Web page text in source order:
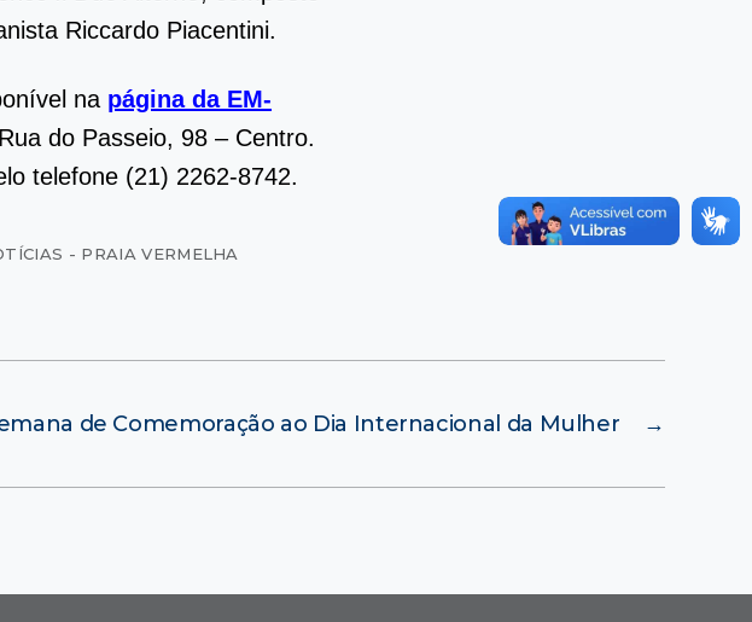
Riccardo Piacentini.
na página da EM-
do Passeio, 98 – Centro.
telefone (21) 2262-8742.
- PRAIA VERMELHA
→
de Comemoração ao Dia Internacional da Mulher